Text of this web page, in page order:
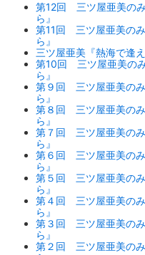
第12回 三ツ屋亜美の
ら』
第11回 三ツ屋亜美の
ら』
三ツ屋亜美『熱海で逢
第10回 三ツ屋亜美の
ら』
第９回 三ツ屋亜美の
ら』
第８回 三ツ屋亜美の
ら』
第７回 三ツ屋亜美の
ら』
第６回 三ツ屋亜美の
ら』
第５回 三ツ屋亜美の
ら』
第４回 三ツ屋亜美の
ら』
第３回 三ツ屋亜美の
ら』
第２回 三ツ屋亜美の